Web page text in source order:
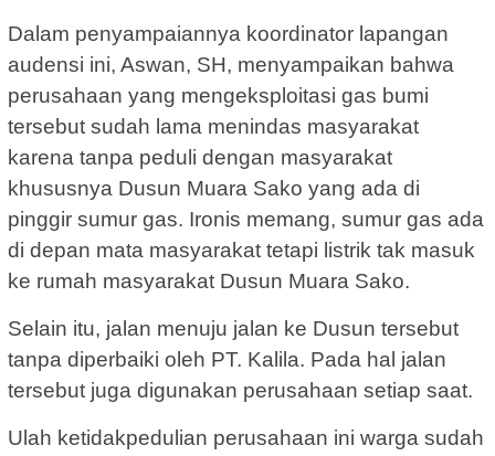
Dalam penyampaiannya koordinator lapangan
audensi ini, Aswan, SH, menyampaikan bahwa
perusahaan yang mengeksploitasi gas bumi
tersebut sudah lama menindas masyarakat
karena tanpa peduli dengan masyarakat
khususnya Dusun Muara Sako yang ada di
pinggir sumur gas. Ironis memang, sumur gas ada
di depan mata masyarakat tetapi listrik tak masuk
ke rumah masyarakat Dusun Muara Sako.
Selain itu, jalan menuju jalan ke Dusun tersebut
tanpa diperbaiki oleh PT. Kalila. Pada hal jalan
tersebut juga digunakan perusahaan setiap saat.
Ulah ketidakpedulian perusahaan ini warga sudah